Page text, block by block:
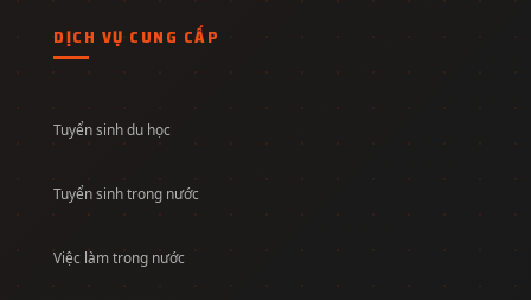
DỊCH VỤ CUNG CẤP
Tuyển sinh du học
Tuyển sinh trong nước
Việc làm trong nước